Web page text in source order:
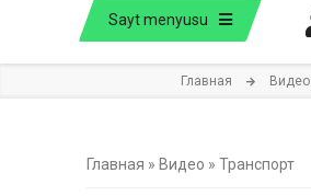
Sayt menyusu
Главная Видео
Главная » Видео » Транспорт